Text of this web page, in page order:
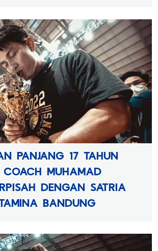
PANJANG 17 TAHUN
COACH MUHAMAD
DENGAN SATRIA
BANDUNG